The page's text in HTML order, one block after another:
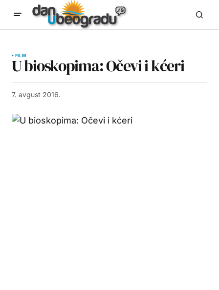
FILM
U bioskopima: Očevi i kćeri
7. avgust 2016.